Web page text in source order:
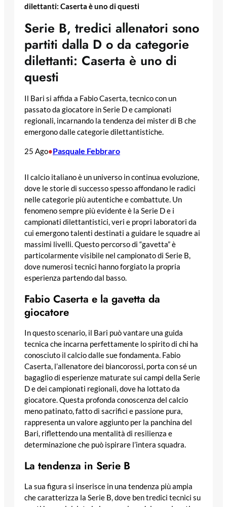
dilettanti: Caserta è uno di questi
Serie B, tredici allenatori sono
partiti dalla D o da categorie
dilettanti: Caserta è uno di
questi
Il Bari si affida a Fabio Caserta, tecnico con un
passato da giocatore in Serie D e campionati
regionali, incarnando la tendenza dei mister di B che
emergono dalle categorie dilettantistiche.
25 Ago•Pasquale Febbraro
Il calcio italiano è un universo in continua evoluzione,
dove le storie di successo spesso affondano le radici
nelle categorie più autentiche e combattute. Un
fenomeno sempre più evidente è la Serie D e i
campionati dilettantistici, veri e propri laboratori da
cui emergono talenti destinati a guidare le squadre ai
massimi livelli. Questo percorso di “gavetta” è
particolarmente visibile nel campionato di Serie B,
dove numerosi tecnici hanno forgiato la propria
esperienza partendo dal basso.
Fabio Caserta e la gavetta da
giocatore
In questo scenario, il Bari può vantare una guida
tecnica che incarna perfettamente lo spirito di chi ha
conosciuto il calcio dalle sue fondamenta. Fabio
Caserta, l’allenatore dei biancorossi, porta con sé un
bagaglio di esperienze maturate sui campi della Serie
D e dei campionati regionali, dove ha lottato da
giocatore. Questa profonda conoscenza del calcio
meno patinato, fatto di sacrifici e passione pura,
rappresenta un valore aggiunto per la panchina del
Bari, riflettendo una mentalità di resilienza e
determinazione che può ispirare l’intera squadra.
La tendenza in Serie B
La sua figura si inserisce in una tendenza più ampia
che caratterizza la Serie B, dove ben tredici tecnici su